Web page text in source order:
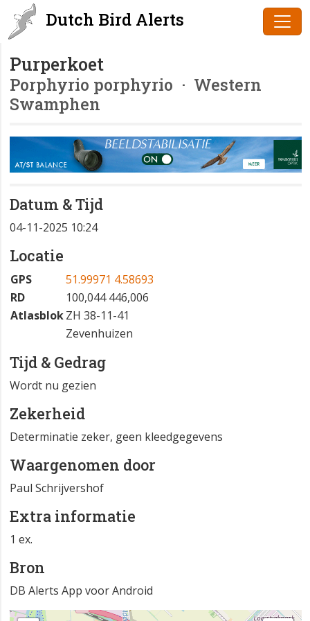
Dutch Bird Alerts
Purperkoet
Porphyrio porphyrio · Western
Swamphen
Datum & Tijd
04-11-2025 10:24
Locatie
GPS
51.99971 4.58693
RD
100,044 446,006
AtlasblokZH 38-11-41
Zevenhuizen
Tijd & Gedrag
Wordt nu gezien
Zekerheid
Determinatie zeker, geen kleedgegevens
Waargenomen door
Paul Schrijvershof
Extra informatie
1 ex.
Bron
DB Alerts App voor Android